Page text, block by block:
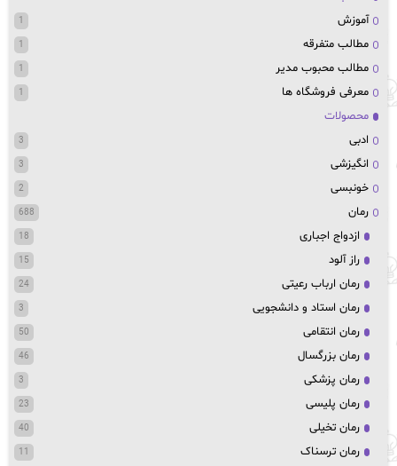
آموزش
1
مطالب متفرقه 1
مطالب محبوب مدیر 1
معرفی فروشگاه ها 1
محصولات
ادبی
3
انگیزشی 3
خونبسی 2
رمان 688
ازدواج اجباری 18
راز آلود 15
رمان ارباب رعیتی 24
رمان استاد و دانشجویی 3
رمان انتقامی 50
رمان بزرگسال 46
رمان پزشکی 3
رمان پلیسی 23
رمان تخیلی 40
رمان ترسناک 11